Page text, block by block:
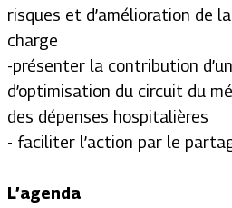
risques et d’amélioration de
charge
-présenter la contribution
d’optimisation du circuit du
des dépenses hospitalières
- faciliter l’action par le
L’agenda